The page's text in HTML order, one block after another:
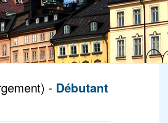
- Débutant